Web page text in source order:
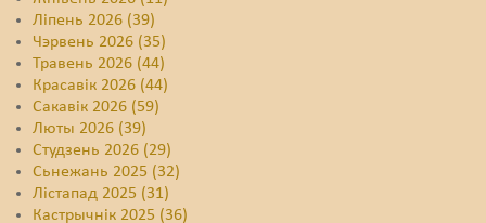
Ліпень 2026 (39)
Чэрвень 2026 (35)
Травень 2026 (44)
Красавік 2026 (44)
Сакавік 2026 (59)
Люты 2026 (39)
Студзень 2026 (29)
Сьнежань 2025 (32)
Лістапад 2025 (31)
Кастрычнік 2025 (36)